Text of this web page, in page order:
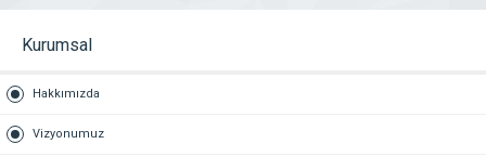
Kurumsal
Hakkımızda
Vizyonumuz